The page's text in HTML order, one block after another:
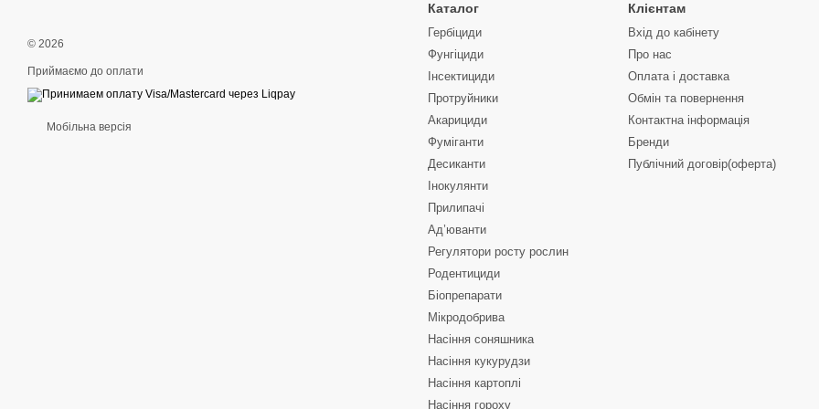
© 2026
Приймаємо до оплати
Мобільна версія
Каталог
Гербіциди
Фунгіциди
Інсектициди
Протруйники
Акарициди
Фуміганти
Десиканти
Інокулянти
Прилипачі
Ад’юванти
Регулятори росту рослин
Родентициди
Біопрепарати
Мікродобрива
Насіння соняшника
Насіння кукурудзи
Насіння картоплі
Насіння гороху
Клієнтам
Вхід до кабінету
Про нас
Оплата і доставка
Обмін та повернення
Контактна інформація
Бренди
Публічний договір(оферта)